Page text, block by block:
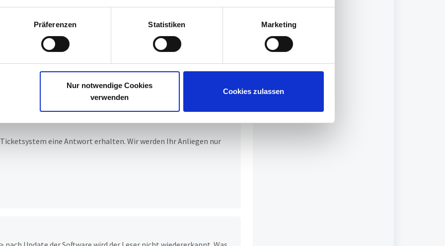
Präferenzen Statistiken Marketing
Nur notwendige Cookies
verwenden
Cookies zulassen
Zeit das Display abschaltet.
nicht installieren - großes Fragezeichen!
eine Antwort erhalten. Wir werden Ihr Anliegen nur